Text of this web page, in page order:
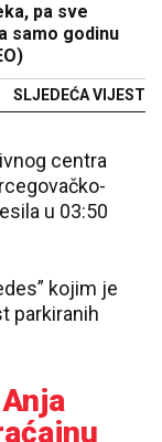
pa sve
samo godinu
SLJEDEĆA VIJEST
centra
u 03:50
kojim je
parkiranih